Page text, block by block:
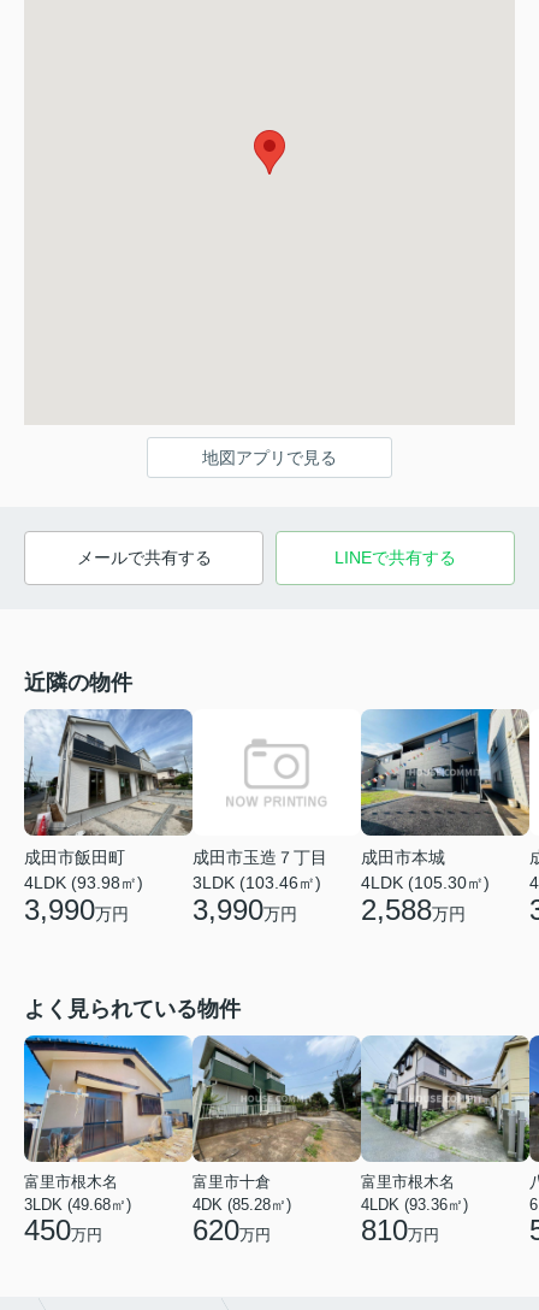
地図アプリで見る
メールで共有する LINEで共有する
近隣の物件
成田市飯田町
4LDK (93.98㎡)
3,990万円
成田市玉造７丁目
3LDK (103.46㎡)
3,990万円
成田市本城
4LDK (105.30㎡)
2,588万円
よく見られている物件
富里市根木名
3LDK (49.68㎡)
450万円
富里市十倉
4DK (85.28㎡)
620万円
富里市根木名
4LDK (93.36㎡)
810万円